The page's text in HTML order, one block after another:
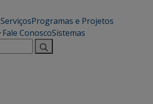
ServiçosProgramas e Projetos
Fale ConoscoSistemas